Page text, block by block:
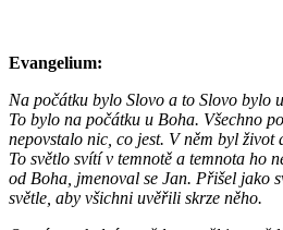
Evangelium:
Na počátku bylo Slovo a to Slovo bylo
To bylo na počátku u Boha. Všechno
nepovstalo nic, co jest. V něm byl život
To světlo svítí v temnotě a temnota ho
od Boha, jmenoval se Jan. Přišel jako
světle, aby všichni uvěřili skrze něho.